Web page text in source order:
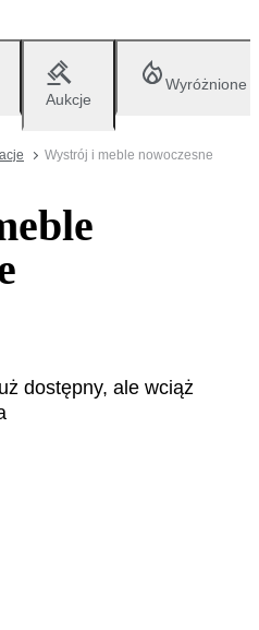
Aukcje
Wyróżnione
Wystrój i meble nowoczesne
dostępny, ale wciąż